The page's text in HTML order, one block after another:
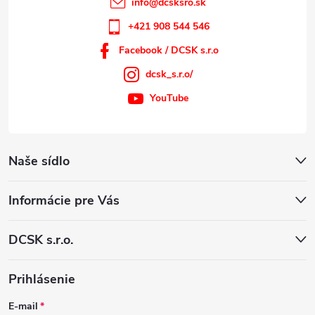
Naše sídlo
Informácie pre Vás
DCSK s.r.o.
+421 908 544 546
Facebook / DCSK s.r.o
dcsk_s.r.o/
YouTube
Prihlásenie
E-mail